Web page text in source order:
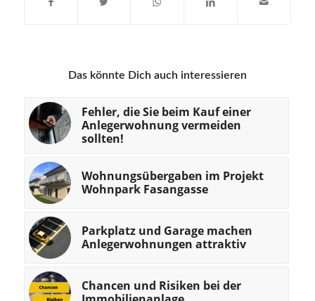
Das könnte Dich auch interessieren
Fehler, die Sie beim Kauf einer
Anlegerwohnung vermeiden
sollten!
Wohnungsübergaben im Projekt
Wohnpark Fasangasse
Parkplatz und Garage machen
Anlegerwohnungen attraktiv
Chancen und Risiken bei der